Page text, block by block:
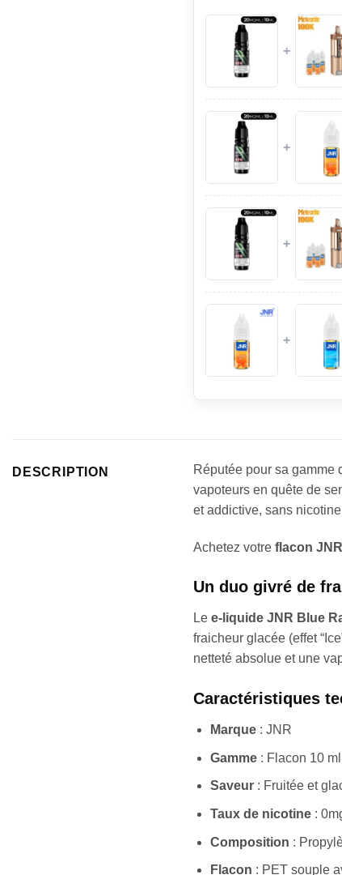
+
+
+
+
DESCRIPTION Réputée pour sa gamme
vapoteurs en quête de
et addictive, sans nicotine
Achetez votre flacon
Un duo givré de
Le e-liquide JNR Blue
fraicheur glacée (effet
netteté absolue et une
Caractéristiques
Marque: JNR
Gamme: Flacon 10
Saveur: Fruitée et
Taux de nicotine:
Composition :
Flacon : PET souple